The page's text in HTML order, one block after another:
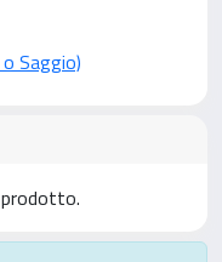
Saggio)